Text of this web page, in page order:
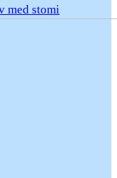
med stomi